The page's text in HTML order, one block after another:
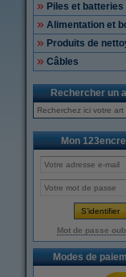
Piles et batteries
Alimentation et
Produits de
Câbles
Rechercher un
Mon
Mot de passe
Modes de